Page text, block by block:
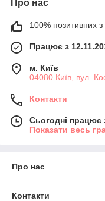
Про нас
100% позитивних з
Працює з
м. Київ
04080 Київ, вул.
Контакти
Сьогодні працює
Показати весь
Про нас
Контакти